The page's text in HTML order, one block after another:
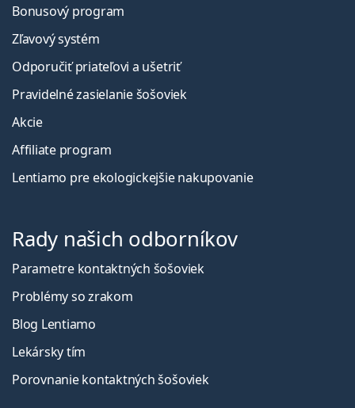
Bonusový program
Zľavový systém
Odporučiť priateľovi a ušetriť
Pravidelné zasielanie šošoviek
Akcie
Affiliate program
Lentiamo pre ekologickejšie nakupovanie
Rady našich odborníkov
Parametre kontaktných šošoviek
Problémy so zrakom
Blog Lentiamo
Lekársky tím
Porovnanie kontaktných šošoviek